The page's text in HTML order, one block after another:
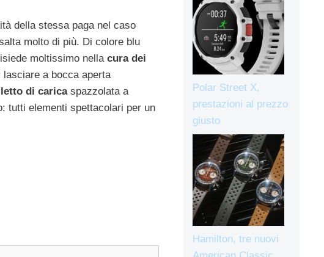
della stessa paga nel caso
molto di più. Di colore blu
moltissimo nellacura dei
a bocca aperta
di caricaspazzolata a
tutti elementi spettacolari per un
Polar Street X,
prestazioni al prezzo
giusto
Hamilton, tre nuovi